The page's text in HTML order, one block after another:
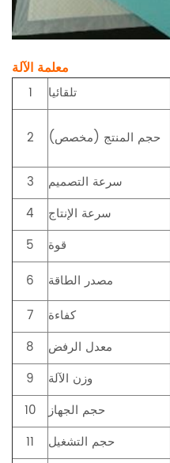
معلمة الآلة
1 تلقائيا
2 حجم المنتج (مخصص)
3
سرعة التصميم
4
سرعة الإنتاج
5
قوة
6
مصدر الطاقة
7
كفاءة
8
معدل الرفض
9
وزن الآلة
10
حجم الجهاز
11
حجم التشغيل